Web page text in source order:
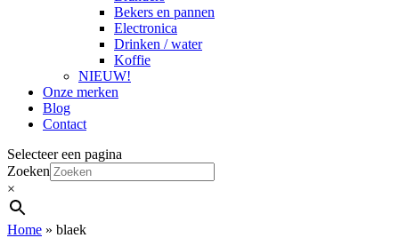
Bekers en pannen
Electronica
Drinken / water
Koffie
NIEUW!
Onze merken
Blog
Contact
Selecteer een pagina
Zoeken
×
Home » blaek